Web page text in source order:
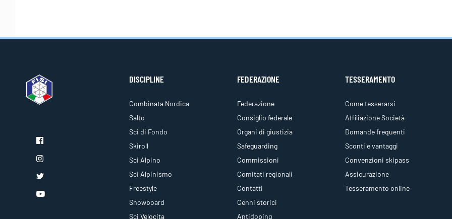
DISCIPLINE
Combinata Nordica
Salto
Sci di Fondo
Skiroll
Sci Alpino
Sci Alpinismo
Freestyle
Snowboard
Sci Velocita
FEDERAZIONE
Federazione
Consiglio federale
Organi di giustizia
Safeguarding
Commissioni
Comitati regionali
Contatti
Cenni storici
Antidoping
TESSERAMENTO
Come tesserarsi
Affiliazione Società
Domande frequenti
Sconti e vantaggi
Convenzioni skipass
Assicurazione
Tesseramento online